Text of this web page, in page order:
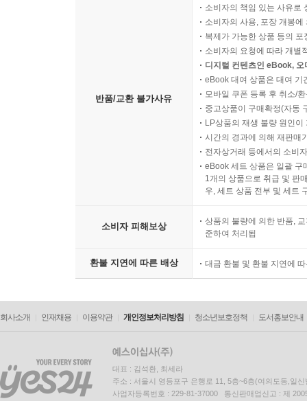
반품/교환 불가사유
소비자의 책임 있는 사유로
소비자의 사용, 포장 개봉
복제가 가능한 상품 등의
소비자의 요청에 따라 개별
디지털 컨텐츠인 eBook,
eBook 대여 상품은 대여 기
모바일 쿠폰 등록 후 취소/
중고상품이 구매확정(자동
LP상품의 재생 불량 원인
시간의 경과에 의해 재판매
전자상거래 등에서의 소비
eBook 세트 상품은 일괄 구
1개의 상품으로 취급 및 판
우, 세트 상품 전부 및 세트
소비자 피해보상
상품의 불량에 의한 반품,
준하여 처리됨
환불 지연에 따른 배상 대금 환불 및 환불 지연에
회사소개 인재채용 이용약관 개인정보처리방침 청소년보호정책 도서홍보안내
대표 : 김석환, 최세라
주소 : 서울시 영등포구 은행로 11, 5층~6층(여의도동,일신
사업자등록번호 : 229-81-37000 통신판매업신고 : 제